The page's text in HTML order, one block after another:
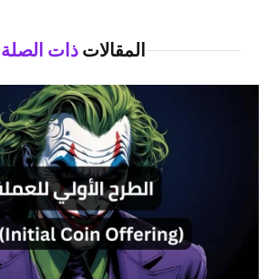
المقالاتذات الصلة